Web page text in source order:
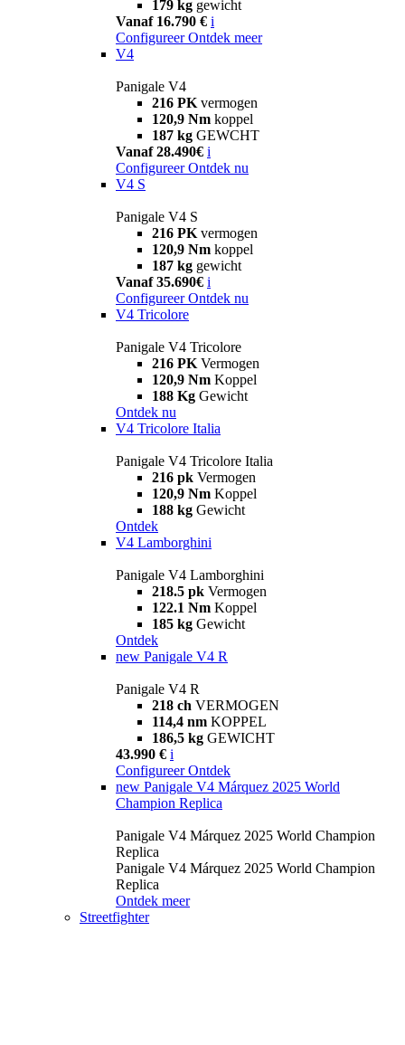
179 kg gewicht
Vanaf 16.790 € i
Configureer Ontdek meer
V4
Panigale V4
216 PK vermogen
120,9 Nm koppel
187 kg GEWCHT
Vanaf 28.490€ i
Configureer Ontdek nu
V4 S
Panigale V4 S
216 PK vermogen
120,9 Nm koppel
187 kg gewicht
Vanaf 35.690€ i
Configureer Ontdek nu
V4 Tricolore
Panigale V4 Tricolore
216 PK Vermogen
120,9 Nm Koppel
188 Kg Gewicht
Ontdek nu
V4 Tricolore Italia
Panigale V4 Tricolore Italia
216 pk Vermogen
120,9 Nm Koppel
188 kg Gewicht
Ontdek
V4 Lamborghini
Panigale V4 Lamborghini
218.5 pk Vermogen
122.1 Nm Koppel
185 kg Gewicht
Ontdek
new Panigale V4 R
Panigale V4 R
218 ch VERMOGEN
114,4 nm KOPPEL
186,5 kg GEWICHT
43.990 € i
Configureer Ontdek
new Panigale V4 Márquez 2025 World
Champion Replica
Panigale V4 Márquez 2025 World Champion
Replica
Panigale V4 Márquez 2025 World Champion
Replica
Ontdek meer
Streetfighter